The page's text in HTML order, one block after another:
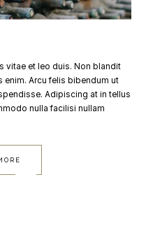
vitae et leo duis. Non blandit
enim. Arcu felis bibendum ut
Adipiscing at in tellus
nulla facilisi nullam